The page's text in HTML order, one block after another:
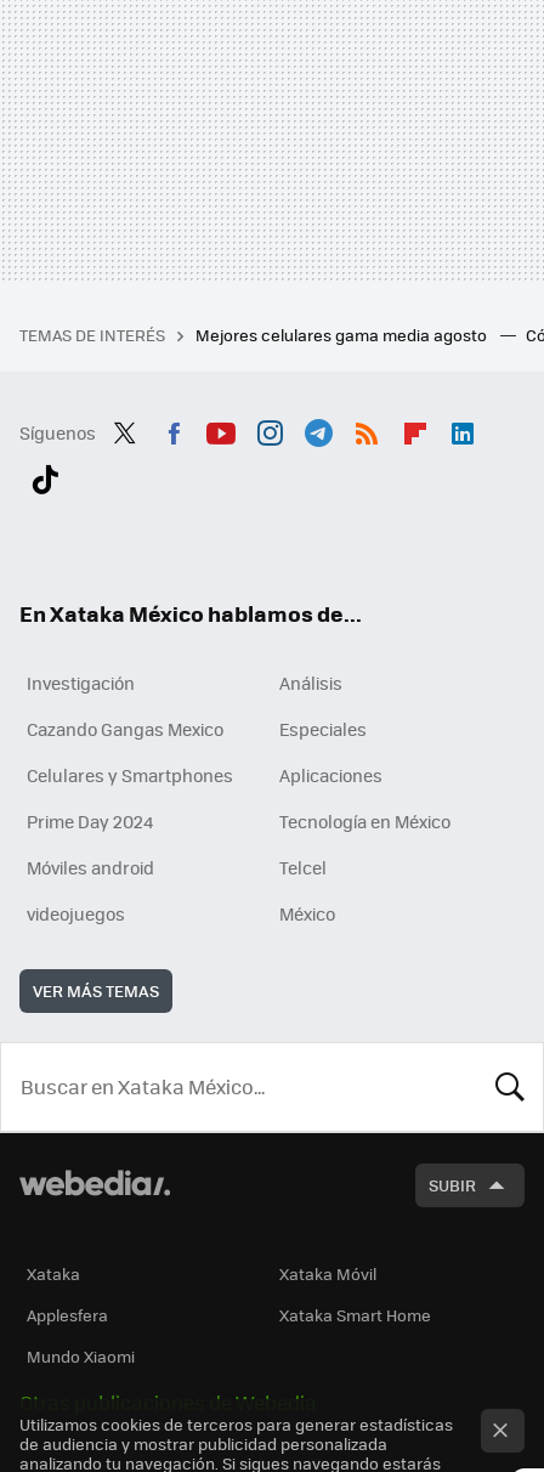
TEMAS DE INTERÉS Mejores celulares gama media agosto
Síguenos
En Xataka México hablamos de...
Investigación
Análisis
Cazando Gangas Mexico
Especiales
Celulares y Smartphones
Aplicaciones
Prime Day 2024
Tecnología en México
Móviles android
Telcel
videojuegos
México
VER MÁS TEMAS
SUBIR
Xataka
Xataka Móvil
Applesfera
Xataka Smart Home
Mundo Xiaomi
Otras publicaciones de Webedia
Utilizamos cookies de terceros para generar estadísticas
de audiencia y mostrar publicidad personalizada
analizando tu navegación. Si sigues navegando estarás